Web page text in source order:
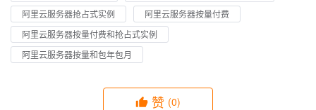
阿里云服务器抢占式实例
阿里云服务器按量付费
阿里云服务器按量付费和抢占式实例
阿里云服务器按量和包年包月
赞 (0)